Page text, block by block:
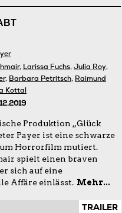
, Larissa Fuchs, Julia Roy,
, Barbara Petritsch, Raimund
Kottal
Produktion „Glück
Payer ist eine schwarze
Horrorfilm mutiert.
spielt einen braven
sich auf eine
Affäre einlässt. Mehr...
TRAILER